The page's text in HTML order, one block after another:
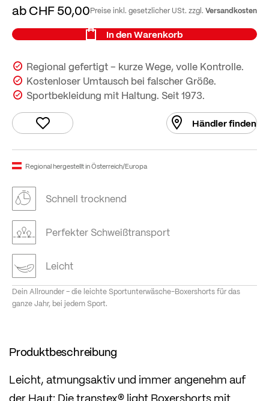
abCHF 50,00Preise inkl. gesetzlicher USt. zzgl. Versandkosten
In den Warenkorb
Regional gefertigt – kurze Wege, volle Kontrolle.
Kostenloser Umtausch bei falscher Größe.
Sportbekleidung mit Haltung. Seit 1973.
Händler finden
Regional hergestellt in Österreich/Europa
Schnell trocknend
Perfekter Schweißtransport
Leicht
Dein Allrounder – die leichte Sportunterwäsche-Boxershorts für das
ganze Jahr, bei jedem Sport.
Produktbeschreibung
Leicht, atmungsaktiv und immer angenehm auf